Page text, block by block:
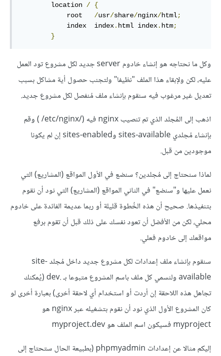
        location
/ {
            root
/usr/share/nginx/html;
            index  index
. html index. htm;
}
وكل ما نحتاجه هو إنشاء خادوم server جديد لكل مشروع تود العمل
عليه، لكن ولإبقاء هذا الملف "نظيفا" ولتجنب حصول أية مشاكل بسبب
تعديل غير مرغوب فيه سنقوم بإنشاء ملف مُنفصل لكل مشروع جديد.
اذهب إلى المُجلد الذي تم تنصيب nginx فيه (/etc/nginx/ ) وقم
بإنشاء مُجلدي sites-available وsites-enabled إن لم يكونا
موجودين من قبل.
لماذا سنحتاج إلى مُجلدين؟ سنضع في الأول المواقع (المشاريع) التي
نعمل عليها و"سنضع" في الثاني المواقع (المشاريع) التي نود أن نقوم
بتنفيذها. صحيح أن هذه الخُطوة قليلة أو ربما عديمة الفائدة على خادوم
محلي، لكن من الأفضل أن تعود نفسك على ذلك قبل أن تقوم برفع
مواقعك إلى خادوم فعلي.
سنقوم بإنشاء ملف إعدادات لكل مشروع جديد داخل مُجلد site-
available ولنسمي كل ملف باسم المشروع متبوعا بـ .dev (يُمكنك
تجاهل هذه اللاحقة إن أردت أو استخدام أي لاحقة أخرى) بعبارة أخرى لو
كان المشروع الأول الذي نود أن نقوم بتشغيله عبر nginx هو
myproject فسيكون اسم الملف هو myproject.dev
إليكم مثالا عن إعدادات phpmyadmin (بطبيعة الحال ستحتاج إلى